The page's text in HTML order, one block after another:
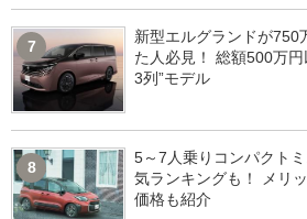
7
新型エルグランドが750
た人必見！ 総額500万
3列”モデル
8
5～7人乗りコンパクト
気ランキングも！ メリ
価格も紹介